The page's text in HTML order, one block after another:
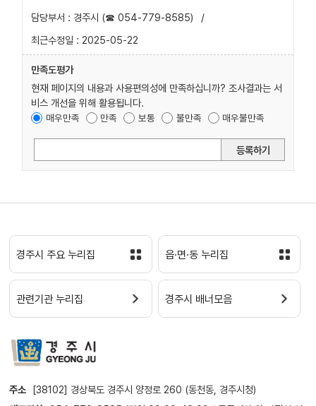
담당부서 : 경주시 (☎ 054-779-8585)
/
최근수정일 : 2025-05-22
만족도평가
현재 페이지의 내용과 사용편의성에 만족하십니까? 조사결과는 서
비스 개선을 위해 활용됩니다.
매우만족 만족 보통 불만족 매우불만족
등록하기
경주시 주요 누리집 읍·면·동 누리집
관련기관 누리집 경주시 배너모음
주소 [38102] 경상북도 경주시 양정로 260 (동천동, 경주시청)